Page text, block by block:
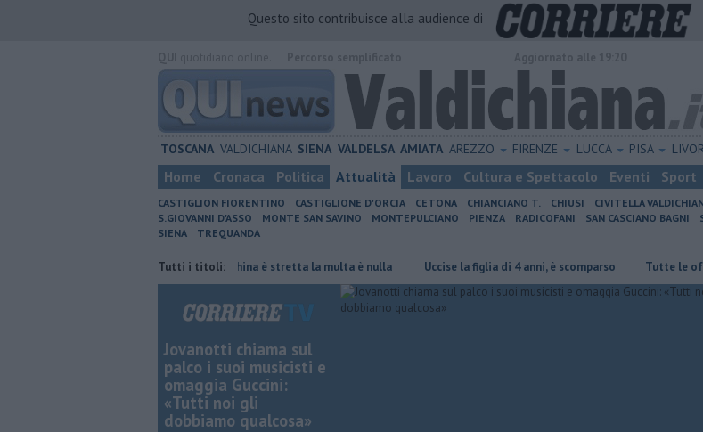
Questo sito contribuisce alla audience di
TOSCANA VALDICHIANA SIENA VALDELSA AMIATA AREZZO FIRENZE LUCCA PISA
Home Cronaca Politica Attualità Lavoro Cultura e Spettacolo Eventi Sport
CASTIGLION FIORENTINO CASTIGLIONE D'ORCIA CETONA CHIANCIANO T. CHIUSI CIVITELLA
S.GIOVANNI D'ASSO
MONTE SAN SAVINO MONTEPULCIANO PIENZA RADICOFANI SAN CASCIANO BAGNI
SIENA
TREQUANDA
Tutti i titoli:
Autovelox, se la banchina è stretta la multa è nulla Uccise la figlia di 4 anni, è scomparso ​Tutte le offerte di
Jovanotti chiama sul
palco i suoi musicisti e
omaggia Guccini:
«Tutti noi gli
dobbiamo qualcosa»